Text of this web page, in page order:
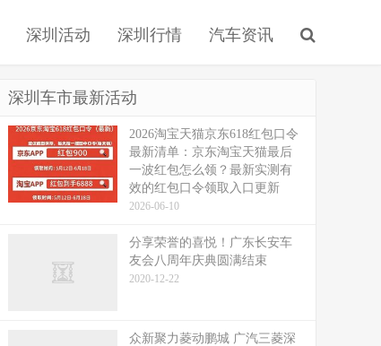
深圳活动 深圳行情 汽车资讯
深圳车市最新活动
2026淘宝天猫京东618红包口令
最新清单：京东淘宝天猫最后
一波红包怎么领？最新实测有
效的红包口令领取入口更新
2026-06-10
分享荣誉的喜悦！广东长安车
友会八周年庆典圆满结束
2020-12-22
众新聚力菱动鹏城 广汽三菱深